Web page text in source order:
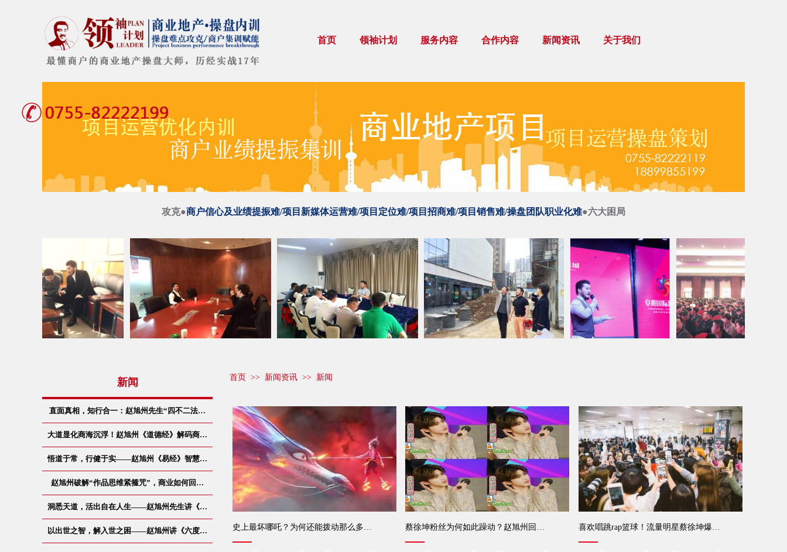
首页 领袖计划 服务内容 合作内容 新闻资讯 关于我们
攻克●商户信心及业绩提振难/项目新媒体运营难/项目定位难/项目招商难/项目销售难/操盘团队职业化难●六大困局
新闻
直面真相，知行合一：赵旭州先生“四不二法…
大道显化商海沉浮！赵旭州《道德经》解码商…
悟道于常，行健于实——赵旭州《易经》智慧…
赵旭州破解“作品思维紧箍咒”，商业如何回…
洞悉天道，活出自在人生——赵旭州先生讲《…
以出世之智，解入世之困——赵旭州讲《六度…
首页 >> 新闻资讯 >> 新闻
史上最坏哪吒？为何还能拨动那么多… 蔡徐坤粉丝为何如此躁动？赵旭州回… 喜欢唱跳rap篮球！流量明星蔡徐坤爆…